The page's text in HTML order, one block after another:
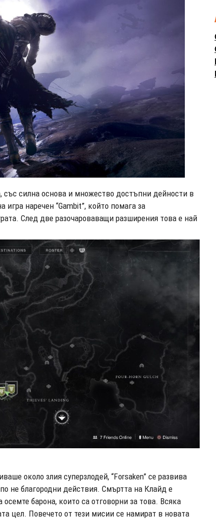
със силна основа и множество достъпни дейности в
наречен “Gambit”, който помага за
След две разочароваващи разширения това е най
около злия суперзлодей, “Forsaken” се развива
не благородни действия. Смъртта на Клайд е
барона, които са отговорни за това. Всяка
цел. Повечето от тези мисии се намират в новата